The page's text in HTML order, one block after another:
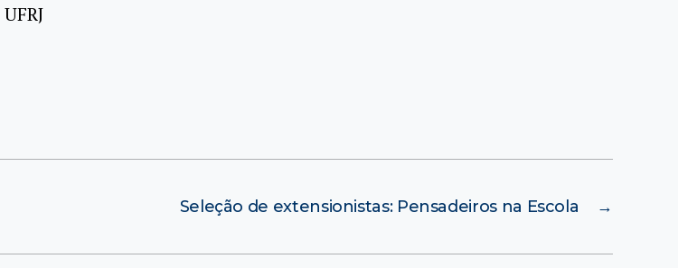
UFRJ
→
Seleção de extensionistas: Pensadeiros na Escola